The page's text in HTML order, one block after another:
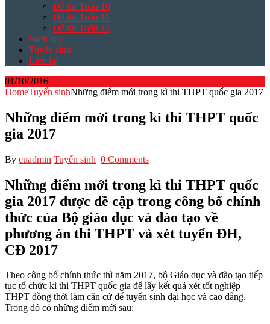
Đề thi Toán 10
Đề thi Toán 11
Đề thi Toán 12
Sách hay
Tuyển sinh
Liên hệ
01/10/2016
HomeTuyển sinhNhững điểm mới trong kì thi THPT quốc gia 2017
Những điểm mới trong kì thi THPT quốc
gia 2017
By cuadmin Tuyển sinh 0 Comments
Những điểm mới trong kì thi THPT quốc
gia 2017 được đề cập trong công bố chính
thức của Bộ giáo dục và đào tạo về
phương án thi THPT và xét tuyển ĐH,
CĐ 2017
Theo công bố chính thức thì năm 2017, bộ Giáo dục và đào tạo tiếp
tục tổ chức kì thi THPT quốc gia để lấy kết quả xét tốt nghiệp
THPT đồng thời làm căn cứ để tuyển sinh đại học và cao đẳng.
Trong đó có những điểm mới sau: